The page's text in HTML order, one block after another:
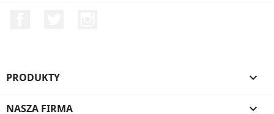
PRODUKTY 
NASZA FIRMA 